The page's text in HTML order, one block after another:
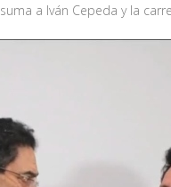
a Iván Cepeda y la